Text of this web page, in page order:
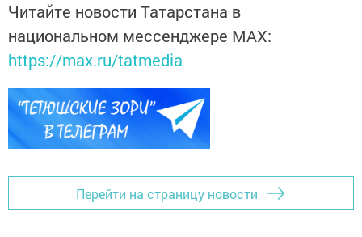
Читайте новости Татарстана в
национальном мессенджере MАХ:
https://max.ru/tatmedia
Перейти на страницу новости